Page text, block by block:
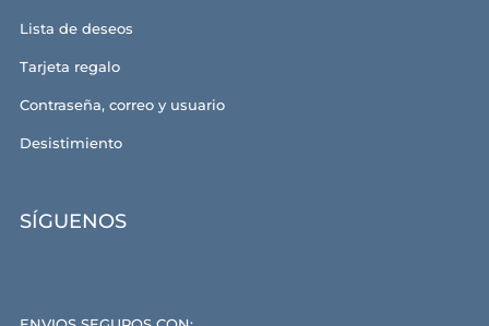
Lista de deseos
Tarjeta regalo
Contraseña, correo y usuario
Desistimiento
SÍGUENOS